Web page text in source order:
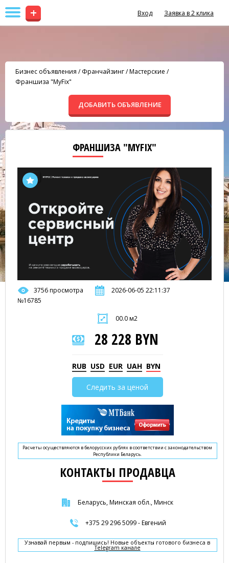
+ Вход Заявка в 2 клика
Бизнес объявления /Франчайзинг/Мастерские /
Франшиза "MyFix"
ДОБАВИТЬ ОБЪЯВЛЕНИЕ
ФРАНШИЗА "MYFIX"
3756 просмотра
2026-06-05 22:11:37
№16785
00.0 м2
28 228 BYN
RUB USD EUR UAH BYN
Следить за ценой
Расчеты осуществляются в белорусских рублях в соответствии с законодательством
Республики Беларусь.
КОНТАКТЫ ПРОДАВЦА
Беларусь, Минская обл., Минск
+375 29 296 5099 - Евгений
Узнавай первым - подпишись! Новые объекты готового бизнеса в
Telegram канале